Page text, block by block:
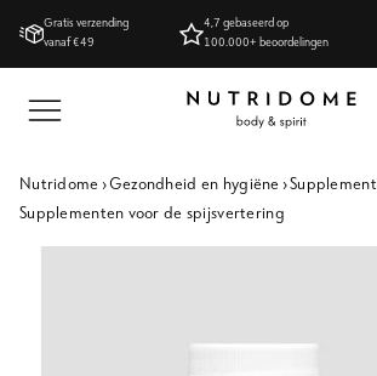
naar
Gratis verzending
vanaf €49
4,7 gebaseerd op
100.000+ beoordelingen
Nutridome › Gezondheid en hygiëne ›
Supplementen voor de spijsvertering